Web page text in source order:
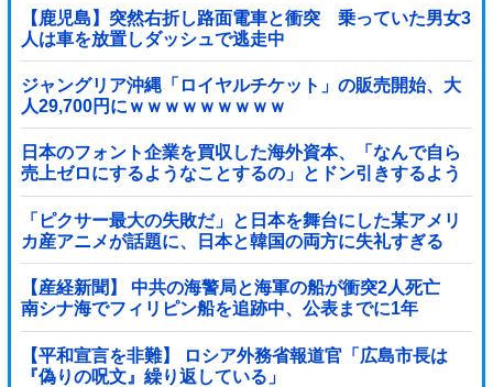
【鹿児島】突然右折し路面電車と衝突 乗っていた男女3
人は車を放置しダッシュで逃走中
ジャングリア沖縄「ロイヤルチケット」の販売開始、大
人29,700円にｗｗｗｗｗｗｗｗｗ
日本のフォント企業を買収した海外資本、「なんで自ら
売上ゼロにするようなことするの」とドン引きするよう
な方針転換を……他
「ピクサー最大の失敗だ」と日本を舞台にした某アメリ
カ産アニメが話題に、日本と韓国の両方に失礼すぎる
わ……
【産経新聞】 中共の海警局と海軍の船が衝突2人死亡
南シナ海でフィリピン船を追跡中、公表までに1年
【平和宣言を非難】 ロシア外務省報道官「広島市長は
『偽りの呪文』繰り返している」